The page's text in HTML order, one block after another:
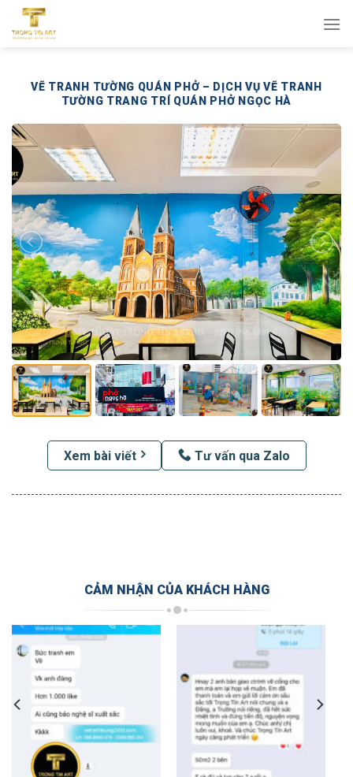
qua
VẼ TRANH TƯỜNG QUÁN PHỞ – DỊCH VỤ VẼ TRANH
TƯỜNG TRANG TRÍ QUÁN PHỞ NGỌC HÀ
Xem bài viết Tư vấn qua Zalo
CẢM NHẬN CỦA KHÁCH HÀNG